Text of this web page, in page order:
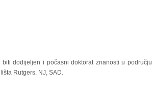
dodijeljen i počasni doktorat znanosti u području
Rutgers, NJ, SAD.